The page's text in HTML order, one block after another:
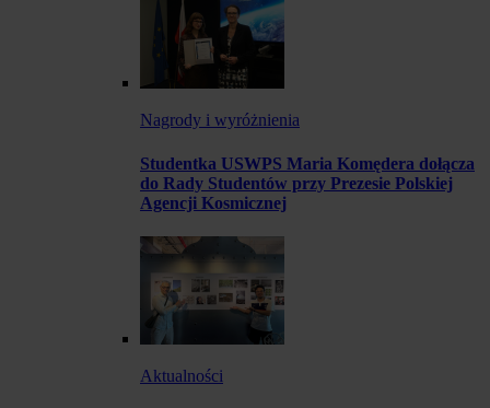
Nagrody i wyróżnienia
Studentka USWPS Maria Komędera dołącza
do Rady Studentów przy Prezesie Polskiej
Agencji Kosmicznej
Aktualności